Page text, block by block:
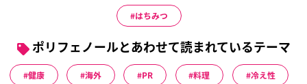
はちみつ
ポリフェノールとあわせて読まれているテーマ
健康 海外 PR 料理 冷え性